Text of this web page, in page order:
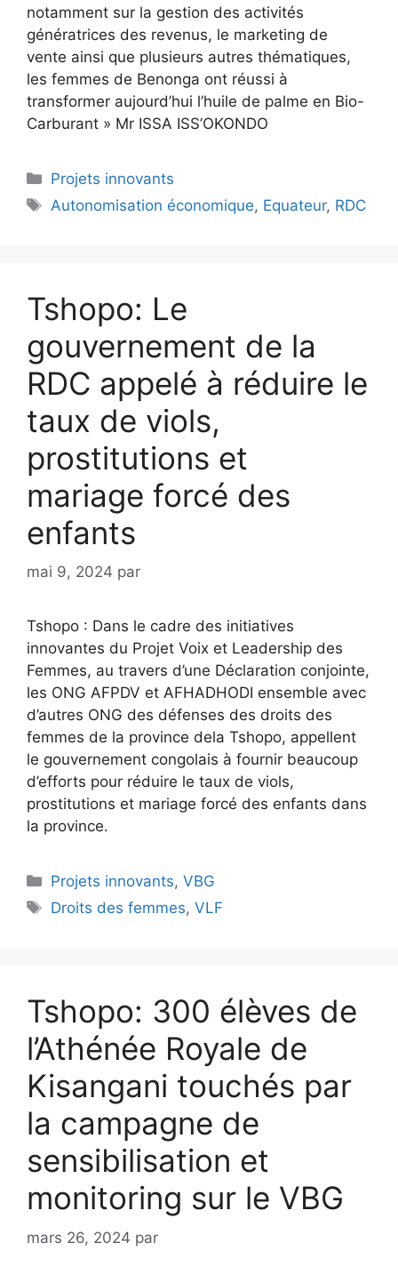
notamment sur la gestion des activités
génératrices des revenus, le marketing de
vente ainsi que plusieurs autres thématiques,
les femmes de Benonga ont réussi à
transformer aujourd’hui l’huile de palme en Bio-
Carburant » Mr ISSA ISS’OKONDO
Projets innovants
Autonomisation économique, Equateur, RDC
Tshopo: Le
gouvernement de la
RDC appelé à réduire le
taux de viols,
prostitutions et
mariage forcé des
enfants
mai 9, 2024 par
Tshopo : Dans le cadre des initiatives
innovantes du Projet Voix et Leadership des
Femmes, au travers d’une Déclaration conjointe,
les ONG AFPDV et AFHADHODI ensemble avec
d’autres ONG des défenses des droits des
femmes de la province dela Tshopo, appellent
le gouvernement congolais à fournir beaucoup
d’efforts pour réduire le taux de viols,
prostitutions et mariage forcé des enfants dans
la province.
Projets innovants,VBG
Droits des femmes,VLF
Tshopo: 300 élèves de
l’Athénée Royale de
Kisangani touchés par
la campagne de
sensibilisation et
monitoring sur le VBG
mars 26, 2024 par